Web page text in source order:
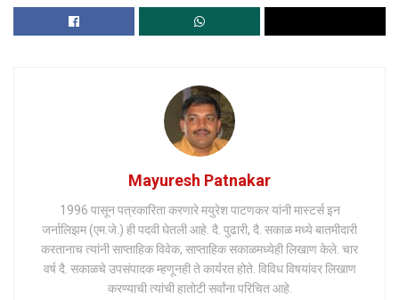
Mayuresh Patnakar
1996 पासून पत्रकारिता करणारे मयुरेश पाटणकर यांनी मास्टर्स इन
जर्नालिझम (एम.जे.) ही पदवी घेतली आहे. दै. पुढारी, दै. सकाळ मध्ये बातमीदारी
करतानाच त्यांनी साप्ताहिक विवेक, साप्ताहिक सकाळमध्येही लिखाण केले. चार
वर्ष दै. सकाळचे उपसंपादक म्हणूनही ते कार्यरत होते. विविध विषयांवर लिखाण
करण्याची त्यांची हातोटी सर्वांना परिचित आहे.